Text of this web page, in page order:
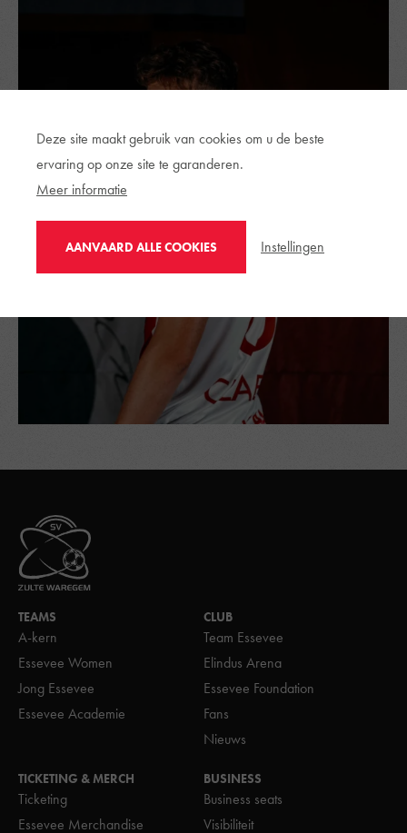
TEAMS
A-kern
Essevee Women
Jong Essevee
Essevee Academie
CLUB
Team Essevee
Elindus Arena
Essevee Foundation
Fans
Nieuws
TICKETING & MERCH
Ticketing
Essevee Merchandise
BUSINESS
Business seats
Visibiliteit
Deze site maakt gebruik van cookies om u de beste
ervaring op onze site te garanderen.
Meer informatie
AANVAARD ALLE COOKIES Instellingen